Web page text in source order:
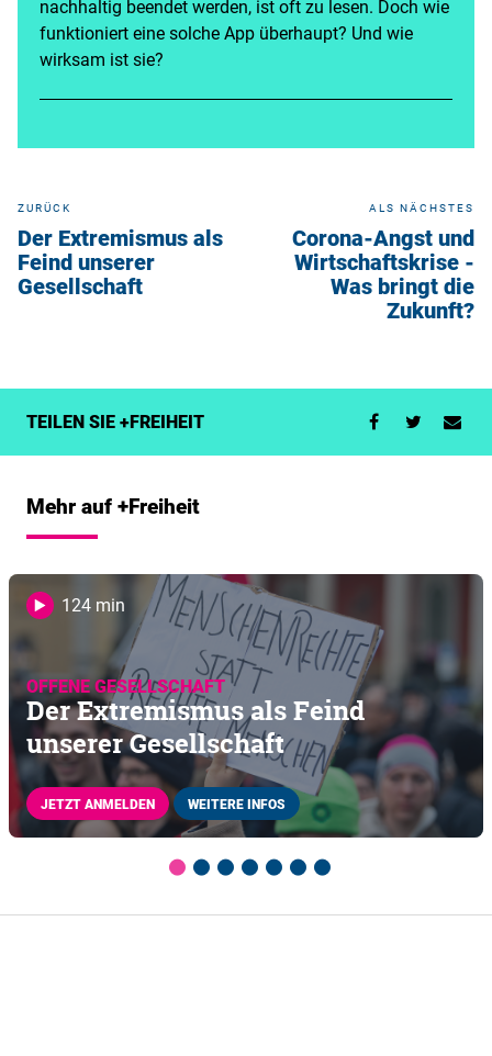
nachhaltig beendet werden, ist oft zu lesen. Doch wie
funktioniert eine solche App überhaupt? Und wie
wirksam ist sie?
ZURÜCK
Der Extremismus als
Feind unserer
Gesellschaft
ALS NÄCHSTES
Corona-Angst und
Wirtschaftskrise -
Was bringt die
Zukunft?
TEILEN SIE +FREIHEIT
Mehr auf +Freiheit
124 min
OFFENE GESELLSCHAFT
Der Extremismus als Feind
unserer Gesellschaft
JETZT ANMELDEN WEITERE INFOS